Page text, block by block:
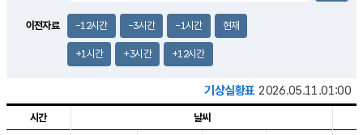
이전자료 -12시간 -3시간 -1시간 현재
+1시간 +3시간 +12시간
기상실황표 2026.05.11.01:00
시간 날씨